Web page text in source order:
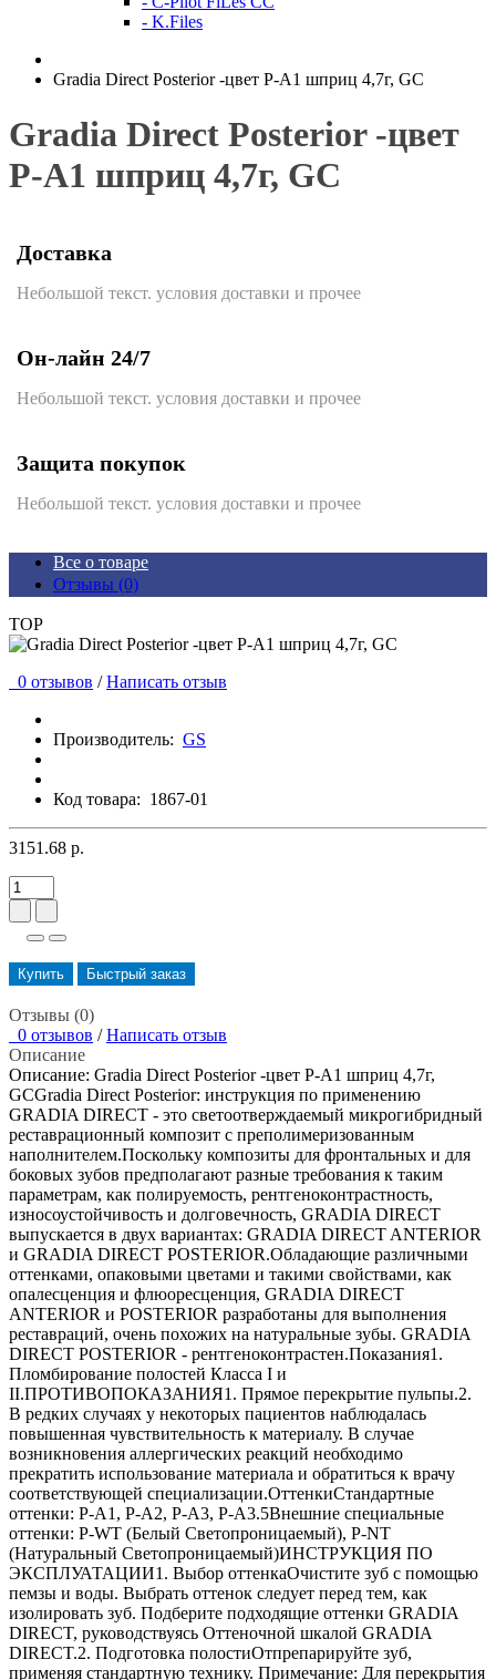
- K.Files
Gradia Direct Posterior -цвет Р-А1 шприц 4,7г, GC
Gradia Direct Posterior -цвет
Р-А1 шприц 4,7г, GC
Доставка
Небольшой текст. условия доставки и прочее
Он-лайн 24/7
Небольшой текст. условия доставки и прочее
Защита покупок
Небольшой текст. условия доставки и прочее
Все о товаре
Отзывы (0)
TOP
0 отзывов / Написать отзыв
Производитель: GS
Код товара: 1867-01
3151.68 р.
Купить Быстрый заказ
Отзывы (0)
0 отзывов / Написать отзыв
Описание
Описание: Gradia Direct Posterior -цвет Р-А1 шприц 4,7г,
GCGradia Direct Posterior: инструкция по применению
GRADIA DIRECT - это светоотверждаемый микрогибридный
реставрационный композит с преполимеризованным
наполнителем.Поскольку композиты для фронтальных и для
боковых зубов предполагают разные требования к таким
параметрам, как полируемость, рентгеноконтрастность,
износоустойчивость и долговечность, GRADIA DIRECT
выпускается в двух вариантах: GRADIA DIRECT ANTERIOR
и GRADIA DIRECT POSTERIOR.Обладающие различными
оттенками, опаковыми цветами и такими свойствами, как
опалесценция и флюоресценция, GRADIA DIRECT
ANTERIOR и POSTERIOR разработаны для выполнения
реставраций, очень похожих на натуральные зубы. GRADIA
DIRECT POSTERIOR - рентгеноконтрастен.Показания1.
Пломбирование полостей Класса I и
II.ПРОТИВОПОКАЗАНИЯ1. Прямое перекрытие пульпы.2.
В редких случаях у некоторых пациентов наблюдалась
повышенная чувствительность к материалу. В случае
возникновения аллергических реакций необходимо
прекратить использование материала и обратиться к врачу
соответствующей специализации.ОттенкиСтандартные
оттенки: Р-А1, Р-А2, Р-А3, Р-А3.5Внешние специальные
оттенки: P-WT (Белый Светопроницаемый), P-NT
(Натуральный Светопроницаемый)ИНСТРУКЦИЯ ПО
ЭКСПЛУАТАЦИИ1. Выбор оттенкаОчистите зуб с помощью
пемзы и воды. Выбрать оттенок следует перед тем, как
изолировать зуб. Подберите подходящие оттенки GRADIA
DIRECT, руководствуясь Оттеночной шкалой GRADIA
DIRECT.2. Подготовка полостиОтпрепарируйте зуб,
применяя стандартную технику. Примечание: Для перекрытия